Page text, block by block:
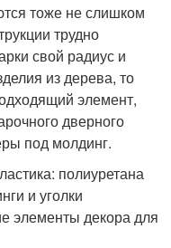
тоже не слишком
трудно
свой радиус и
из дерева, то
элемент,
дверного
под молдинг.
полиуретана
и уголки
элементы декора для